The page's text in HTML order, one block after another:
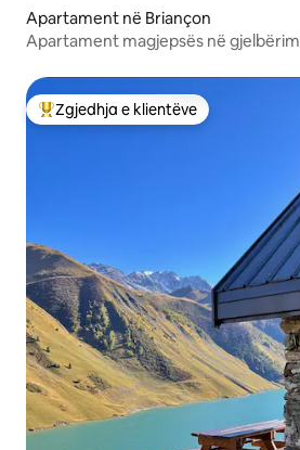
Apartament në Briançon
Apartament magjepsës në gjelbërim
Më të mirat e zgjedhjeve të klientëve
Zgjedhja e klientëve